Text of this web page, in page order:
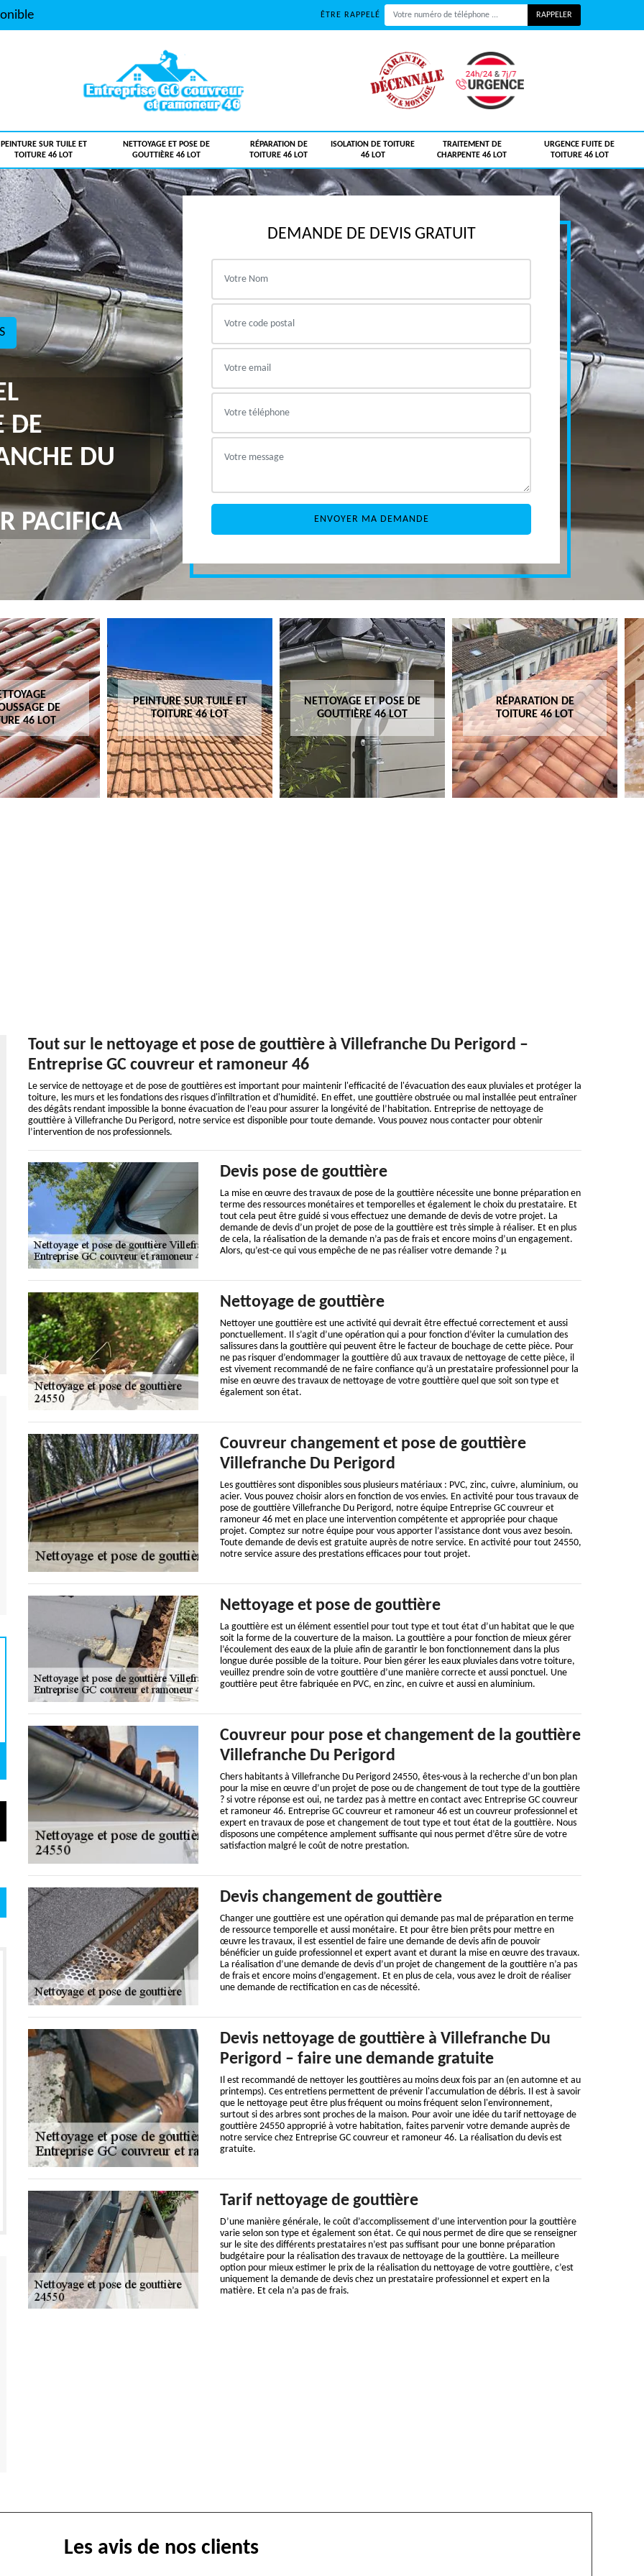
ÊTRE RAPPELÉ
PEINTURE SUR TUILE ET
TOITURE 46 LOT
NETTOYAGE ET POSE DE
GOUTTIÈRE 46 LOT
RÉPARATION DE
TOITURE 46 LOT
ISOLATION DE TOITURE
46 LOT
TRAITEMENT DE
CHARPENTE 46 LOT
URGENCE FUITE DE
TOITURE 46 LOT
DE
DU
PACIFICA
DEMANDE DE DEVIS GRATUIT
DE
46 LOT
PEINTURE SUR TUILE ET
TOITURE 46 LOT
NETTOYAGE ET POSE DE
GOUTTIÈRE 46 LOT
RÉPARATION DE
TOITURE 46 LOT
Tout sur le nettoyage et pose de gouttière à Villefranche Du Perigord –
Entreprise GC couvreur et ramoneur 46
Le service de nettoyage et de pose de gouttières est important pour maintenir l'efficacité de l'évacuation des eaux pluviales et protéger la
toiture, les murs et les fondations des risques d'infiltration et d'humidité. En effet, une gouttière obstruée ou mal installée peut entraîner
des dégâts rendant impossible la bonne évacuation de l’eau pour assurer la longévité de l’habitation. Entreprise de nettoyage de
gouttière à Villefranche Du Perigord, notre service est disponible pour toute demande. Vous pouvez nous contacter pour obtenir
l’intervention de nos professionnels.
Devis pose de gouttière
La mise en œuvre des travaux de pose de la gouttière nécessite une bonne préparation en
terme des ressources monétaires et temporelles et également le choix du prestataire. Et
tout cela peut être guidé si vous effectuez une demande de devis de votre projet. La
demande de devis d’un projet de pose de la gouttière est très simple à réaliser. Et en plus
de cela, la réalisation de la demande n’a pas de frais et encore moins d’un engagement.
Alors, qu’est-ce qui vous empêche de ne pas réaliser votre demande ? µ
Nettoyage de gouttière
Nettoyer une gouttière est une activité qui devrait être effectué correctement et aussi
ponctuellement. Il s’agit d’une opération qui a pour fonction d’éviter la cumulation des
salissures dans la gouttière qui peuvent être le facteur de bouchage de cette pièce. Pour
ne pas risquer d’endommager la gouttière dû aux travaux de nettoyage de cette pièce, il
est vivement recommandé de ne faire confiance qu’à un prestataire professionnel pour la
mise en œuvre des travaux de nettoyage de votre gouttière quel que soit son type et
également son état.
Couvreur changement et pose de gouttière
Villefranche Du Perigord
Les gouttières sont disponibles sous plusieurs matériaux : PVC, zinc, cuivre, aluminium, ou
acier. Vous pouvez choisir alors en fonction de vos envies. En activité pour tous travaux de
pose de gouttière Villefranche Du Perigord, notre équipe Entreprise GC couvreur et
ramoneur 46 met en place une intervention compétente et appropriée pour chaque
projet. Comptez sur notre équipe pour vous apporter l’assistance dont vous avez besoin.
Toute demande de devis est gratuite auprès de notre service. En activité pour tout 24550,
notre service assure des prestations efficaces pour tout projet.
Nettoyage et pose de gouttière
La gouttière est un élément essentiel pour tout type et tout état d’un habitat que le que
soit la forme de la couverture de la maison. La gouttière a pour fonction de mieux gérer
l’écoulement des eaux de la pluie afin de garantir le bon fonctionnement dans la plus
longue durée possible de la toiture. Pour bien gérer les eaux pluviales dans votre toiture,
veuillez prendre soin de votre gouttière d’une manière correcte et aussi ponctuel. Une
gouttière peut être fabriquée en PVC, en zinc, en cuivre et aussi en aluminium.
Couvreur pour pose et changement de la gouttière
Villefranche Du Perigord
Chers habitants à Villefranche Du Perigord 24550, êtes-vous à la recherche d’un bon plan
pour la mise en œuvre d’un projet de pose ou de changement de tout type de la gouttière
? si votre réponse est oui, ne tardez pas à mettre en contact avec Entreprise GC couvreur
et ramoneur 46. Entreprise GC couvreur et ramoneur 46 est un couvreur professionnel et
expert en travaux de pose et changement de tout type et tout état de la gouttière. Nous
disposons une compétence amplement suffisante qui nous permet d’être sûre de votre
satisfaction malgré le coût de notre prestation.
Devis changement de gouttière
Changer une gouttière est une opération qui demande pas mal de préparation en terme
de ressource temporelle et aussi monétaire. Et pour être bien prêts pour mettre en
œuvre les travaux, il est essentiel de faire une demande de devis afin de pouvoir
bénéficier un guide professionnel et expert avant et durant la mise en œuvre des travaux.
La réalisation d’une demande de devis d’un projet de changement de la gouttière n’a pas
de frais et encore moins d’engagement. Et en plus de cela, vous avez le droit de réaliser
une demande de rectification en cas de nécessité.
Devis nettoyage de gouttière à Villefranche Du
Perigord – faire une demande gratuite
Il est recommandé de nettoyer les gouttières au moins deux fois par an (en automne et au
printemps). Ces entretiens permettent de prévenir l'accumulation de débris. Il est à savoir
que le nettoyage peut être plus fréquent ou moins fréquent selon l'environnement,
surtout si des arbres sont proches de la maison. Pour avoir une idée du tarif nettoyage de
gouttière 24550 approprié à votre habitation, faites parvenir votre demande auprès de
notre service chez Entreprise GC couvreur et ramoneur 46. La réalisation du devis est
gratuite.
Tarif nettoyage de gouttière
D’une manière générale, le coût d’accomplissement d’une intervention pour la gouttière
varie selon son type et également son état. Ce qui nous permet de dire que se renseigner
sur le site des différents prestataires n’est pas suffisant pour une bonne préparation
budgétaire pour la réalisation des travaux de nettoyage de la gouttière. La meilleure
option pour mieux estimer le prix de la réalisation du nettoyage de votre gouttière, c’est
uniquement la demande de devis chez un prestataire professionnel et expert en la
matière. Et cela n’a pas de frais.
Les avis de nos clients